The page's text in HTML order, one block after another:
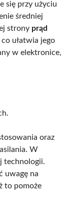
się przy użyciu
średniej
strony prąd
ułatwia jego
w elektronice,
oraz
W
technologii.
uwagę na
to pomoże